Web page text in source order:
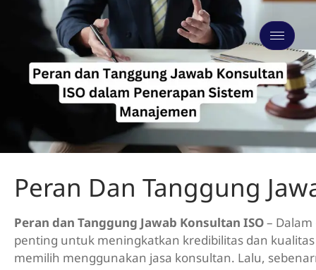
Peran Dan Tanggung
Peran dan Tanggung Jawab Konsultan ISO–
penting untuk meningkatkan kredibilitas dan
memilih menggunakan jasa konsultan. Lalu,